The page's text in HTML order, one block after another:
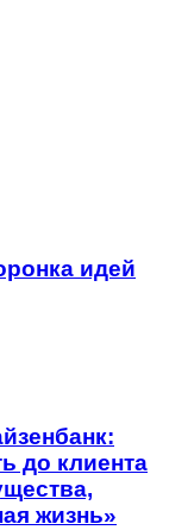
идей
до клиента
жизнь»